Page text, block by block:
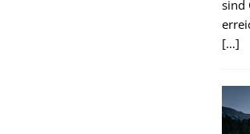
sind
[…]